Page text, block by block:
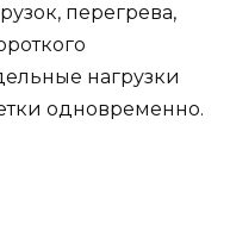
перегрева,
нагрузки
одновременно.